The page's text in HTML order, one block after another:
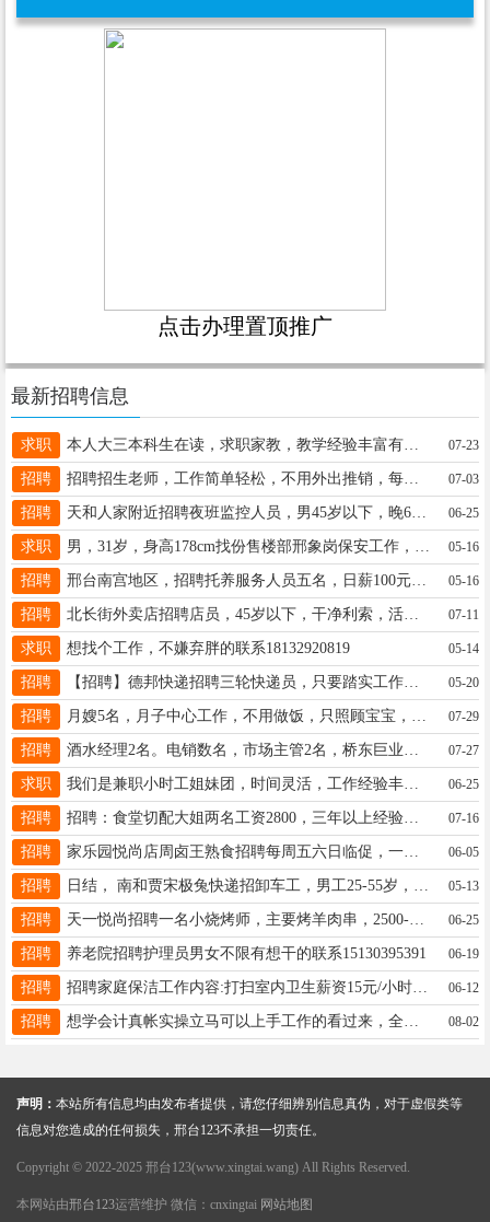
点击办理置顶推广
最新招聘信息
求职 本人大三本科生在读，求职家教，教学经验丰富有三年教学经历，有耐心，可辅导初高中各学科，有意可联系15832927240 07-23
招聘 招聘招生老师，工作简单轻松，不用外出推销，每周二带薪休息，年龄22-48周岁，位置新世纪附近。18034094936 07-03
招聘 天和人家附近招聘夜班监控人员，男45岁以下，晚6点到早6点。电话18875767551 06-25
求职 05-16
招聘 邢台南宫地区，招聘托养服务人员五名，日薪100元每天，可周结工作自由，有食补，油补联系电话18631982278 05-16
招聘 北长街外卖店招聘店员，45岁以下，干净利索，活少好干，早八点到五点，月3000，中午管饭，18831946698 07-11
求职 想找个工作，不嫌弃胖的联系18132920819 05-14
招聘 【招聘】德邦快递招聘三轮快递员，只要踏实工作就稳定，月入4500-8000联系电话15833643207 05-20
招聘 07-29
招聘 07-27
求职 我们是兼职小时工姐妹团，时间灵活，工作经验丰富！餐馆、个体老板用人可以联系！电话18330931885 06-25
招聘 招聘：食堂切配大姐两名工资2800，三年以上经验！16633933339 07-16
招聘 家乐园悦尚店周卤王熟食招聘每周五六日临促，一天8小时一天100电话19543957122 06-05
招聘 05-13
招聘 天一悦尚招聘一名小烧烤师，主要烤羊肉串，2500-4000，电话：19288953398微信同 06-25
招聘 养老院招聘护理员男女不限有想干的联系15130395391 06-19
招聘 招聘家庭保洁工作内容:打扫室内卫生薪资15元/小时，要求45左右最好有过保洁经验15075912452地址留村 06-12
招聘 想学会计真帐实操立马可以上手工作的看过来，全部都是实操干货从做账到报税，包教包会终身免费答疑19003296681 08-02
声明： 本站所有信息均由发布者提供，请您仔细辨别信息真伪，对于虚假类等
信息对您造成的任何损失，邢台123不承担一切责任。
Copyright © 2022-2025 邢台123(www.xingtai.wang) All Rights Reserved.
本网站由邢台123运营维护 微信：cnxingtai 网站地图